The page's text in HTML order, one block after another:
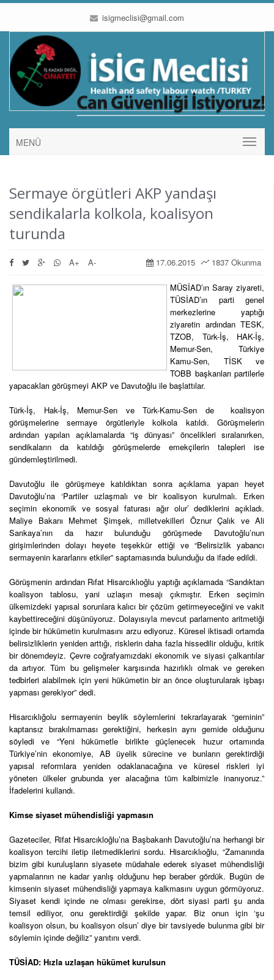
isigmeclisi@gmail.com
MENÜ
Sermaye örgütleri AKP yandaşı
sendikalarla kolkola, koalisyon
turunda
1837 Okunma
17.06.2015
A+ A-
MÜSİAD’ın Saray ziyareti,
TÜSİAD’ın parti genel
merkezlerine yaptığı
ziyaretin ardından TESK,
TZOB, Türk-İş, HAK-İş,
Memur-Sen, Türkiye
Kamu-Sen, TİSK ve
TOBB başkanları partilerle
yapacakları görüşmeyi AKP ve Davutoğlu ile başlattılar.
Türk-İş, Hak-İş, Memur-Sen ve Türk-Kamu-Sen de koalisyon
görüşmelerine sermaye örgütleriyle kolkola katıldı. Görüşmelerin
ardından yapılan açıklamalarda “iş dünyası” öncelikleri sıralanırken,
sendikaların da katıldığı görüşmelerde emekçilerin talepleri ise
gündemleştirilmedi.
Davutoğlu ile görüşmeye katıldıktan sonra açıklama yapan heyet
Davutoğlu’na ‘Partiler uzlaşmalı ve bir koalisyon kurulmalı. Erken
seçimin ekonomik ve sosyal faturası ağır olur’ dediklerini açıkladı.
Maliye Bakanı Mehmet Şimşek, milletvekilleri Öznur Çalık ve Ali
Sarıkaya’nın da hazır bulunduğu görüşmede Davutoğlu’nun
girişimlerinden dolayı heyete teşekkür ettiği ve “Belirsizlik yabancı
sermayenin kararlarını etkiler” saptamasında bulunduğu da ifade edildi.
Görüşmenin ardından Rıfat Hisarcıklıoğlu yaptığı açıklamada “Sandıktan
koalisyon tablosu, yani uzlaşın mesajı çıkmıştır. Erken seçimin
ülkemizdeki yapısal sorunlara kalıcı bir çözüm getirmeyeceğini ve vakit
kaybettireceğini düşünüyoruz. Dolayısıyla mevcut parlamento aritmetiği
içinde bir hükümetin kurulmasını arzu ediyoruz. Küresel iktisadi ortamda
belirsizliklerin yeniden arttığı, risklerin daha fazla hissedilir olduğu, kritik
bir dönemdeyiz. Çevre coğrafyamızdaki ekonomik ve siyasi çalkantılar
da artıyor. Tüm bu gelişmeler karşısında hazırlıklı olmak ve gereken
tedbirleri alabilmek için yeni hükümetin bir an önce oluşturularak işbaşı
yapması gerekiyor” dedi.
Hisarcıklığolu sermayenin beylik söylemlerini tekrarlayarak “geminin”
kaptansız bırakılmaması gerektiğini, herkesin aynı gemide olduğunu
söyledi ve “Yeni hükümetle birlikte güçlenecek huzur ortamında
Türkiye’nin ekonomiye, AB üyelik sürecine ve bunların gerektirdiği
yapısal reformlara yeniden odaklanacağına ve küresel riskleri iyi
yöneten ülkeler grubunda yer alacağına tüm kalbimizle inanıyoruz.”
İfadelerini kullandı.
Kimse siyaset mühendisliği yapmasın
Gazeteciler, Rifat Hisarcıkloğlu’na Başbakanh Davutoğlu’na herhangi bir
koalisyon tercihi iletip iletmediklerini sordu. Hisarcıklıoğlu, “Zamanında
bizim gibi kuruluşların siyasete müdahale ederek siyaset mühendisliği
yapmalarının ne kadar yanlış olduğunu hep beraber gördük. Bugün de
kimsenin siyaset mühendisliği yapmaya kalkmasını uygun görmüyoruz.
Siyaset kendi içinde ne olması gerekirse, dört siyasi parti şu anda
temsil ediliyor, onu gerektirdiği şekilde yapar. Biz onun için ‘şu
koalisyon olsun, bu koalisyon olsun’ diye bir tavsiyede bulunma gibi bir
söylemin içinde değiliz” yanıtını verdi.
TÜSİAD: Hızla uzlaşan hükümet kurulsun